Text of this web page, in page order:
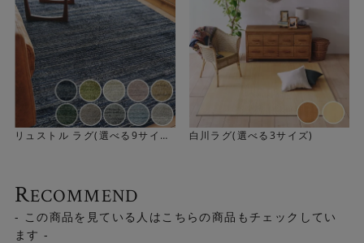
フィッシャーマンズセーターがモチーフ
Knittingは一見無地に見えるシンプルなラグです。フィッ
シャーマンズセーターの編み模様がモチーフになっていま
す。アイルランドやスコットランドの漁師の防寒セーター
にルーツがあるフィッシャーマンズセーターの凹凸感や織
です。「セーターの編み模様をカーペットの織りで表現」
するという、堀田カーペットの技術が存分に駆使された豊
かな表情が楽しめます。
リュストル ラグ(選べる9サイ
白川ラグ(選べる3サイズ)
RECOMMEND
- この商品を見ている人はこちらの商品もチェックしてい
ます -